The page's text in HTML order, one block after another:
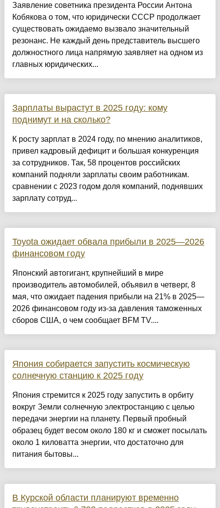
Заявление советника президента России Антона
Кобякова о том, что юридически СССР продолжает
существовать ожидаемо вызвало значительный
резонанс. Не каждый день представитель высшего
должностного лица напрямую заявляет на одном из
главных юридических...
Зарплаты вырастут в 2025 году: кому
поднимут и на сколько?
К росту зарплат в 2024 году, по мнению аналитиков,
привел кадровый дефицит и большая конкуренция
за сотрудников. Так, 58 процентов российских
компаний подняли зарплаты своим работникам.
сравнении с 2023 годом доля компаний, поднявших
зарплату сотруд...
Toyota ожидает обвала прибыли в 2025—2026
финансовом году
Японский автогигант, крупнейший в мире
производитель автомобилей, объявил в четверг, 8
мая, что ожидает падения прибыли на 21% в 2025—
2026 финансовом году из-за давления таможенных
сборов США, о чем сообщает BFM TV....
Япония собирается запустить космическую
солнечную станцию к 2025 году
Япония стремится к 2025 году запустить в орбиту
вокруг Земли солнечную электростанцию с целью
передачи энергии на планету. Первый пробный
образец будет весом около 180 кг и сможет посылать
около 1 киловатта энергии, что достаточно для
питания бытовы...
В Курской области планируют временно